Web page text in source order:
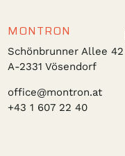
MONTRON
Schönbrunner Allee 42
A-2331 Vösendorf
office@montron.at
+43 1 607 22 40